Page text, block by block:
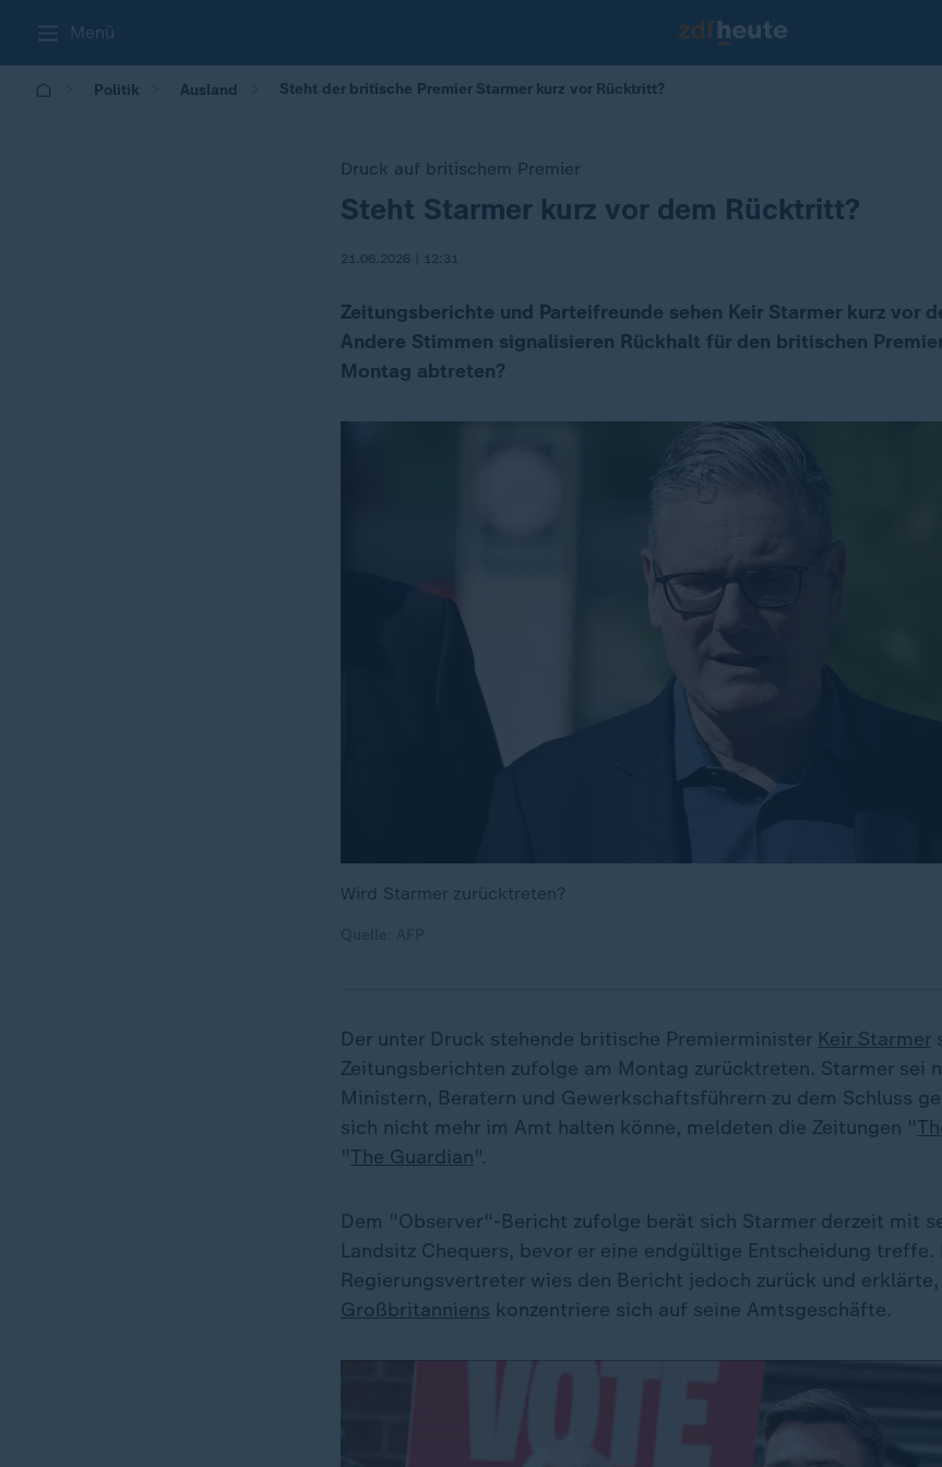
Menü
Politik Ausland Steht der britische Premier Starmer kurz vor Rücktritt?
Druck auf britischem Premier
:
Steht Starmer kurz vor dem Rücktritt?
21.06.2026 | 12:31
Zeitungsberichte und Parteifreunde sehen Keir Starmer kurz vor
Andere Stimmen signalisieren Rückhalt für den britischen
Montag abtreten?
Wird Starmer zurücktreten?
Der unter Druck stehende britische Premierminister Keir Starmer
Zeitungsberichten zufolge am Montag zurücktreten. Starmer sei
Ministern, Beratern und Gewerkschaftsführern zu dem Schluss
sich nicht mehr im Amt halten könne, meldeten die Zeitungen "
"The Guardian".
Dem "Observer"-Bericht zufolge berät sich Starmer derzeit mit
Landsitz Chequers, bevor er eine endgültige Entscheidung treffe.
Regierungsvertreter wies den Bericht jedoch zurück und
Großbritanniens konzentriere sich auf seine Amtsgeschäfte.